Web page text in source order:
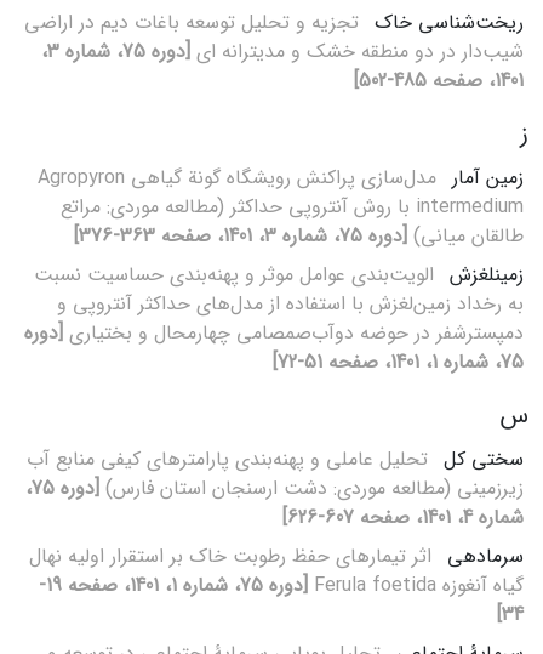
ریخت‌شناسی خاک تجزیه و تحلیل توسعه باغات دیم در اراضی
شیب‌دار در دو منطقه خشک و مدیترانه ای
[دوره 75، شماره 3،
1401، صفحه 485-502]
ز
زمین آمار
مدل‌سازی پراکنش رویشگاه گونة گیاهی Agropyron
intermedium با روش آنتروپی حداکثر (مطالعه موردی: مراتع
طالقان میانی) [دوره 75، شماره 3، 1401، صفحه 363-376]
زمین‏لغزش الویت‌بندی عوامل موثر و پهنه‌بندی حساسیت نسبت
به رخداد زمین‌لغزش با استفاده از مدل‌های حداکثر آنتروپی و
دمپسترشفر در حوضه دوآب‌صمصامی چهارمحال و بختیاری [دوره
75، شماره 1، 1401، صفحه 51-72]
س
سختی کل تحلیل عاملی و پهنه‌بندی پارامترهای کیفی منابع آب
زیرزمینی (مطالعه موردی: دشت ارسنجان استان فارس)
[دوره 75،
شماره 4، 1401، صفحه 607-626]
سرمادهی اثر تیمارهای حفظ رطوبت خاک بر استقرار اولیه نهال
گیاه آنغوزه Ferula foetida
[دوره 75، شماره 1، 1401، صفحه 19-
34]